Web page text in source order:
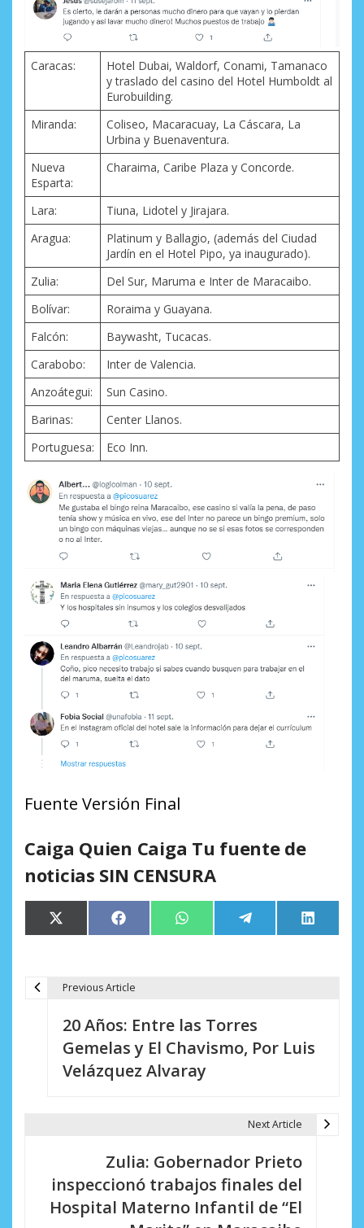
Caracas:
Hotel Dubai, Waldorf, Conami, Tamanaco
y traslado del casino del Hotel Humboldt al
Eurobuilding.
Miranda:
Coliseo, Macaracuay, La Cáscara, La
Urbina y Buenaventura.
Nueva
Esparta:
Charaima, Caribe Plaza y Concorde.
Lara:
Tiuna, Lidotel y Jirajara.
Aragua:
Platinum y Ballagio, (además del Ciudad
Jardín en el Hotel Pipo, ya inaugurado).
Zulia:
Del Sur, Maruma e Inter de Maracaibo.
Bolívar:
Roraima y Guayana.
Falcón:
Baywasht, Tucacas.
Carabobo:
Inter de Valencia.
Anzoátegui:
Sun Casino.
Barinas:
Center Llanos.
Portuguesa:
Eco Inn.
Fuente Versión Final
Caiga Quien Caiga Tu fuente de
noticias SIN CENSURA
Compartir
en
X
(Twitter)
Compartir
en
Facebook Compartir
en
WhatsApp Compartir
en
Telegram
en
LinkedIn
Previous Article
20 Años: Entre las Torres
Gemelas y El Chavismo, Por Luis
Velázquez Alvaray
Next Article
Zulia: Gobernador Prieto
inspeccionó trabajos finales del
Hospital Materno Infantil de “El